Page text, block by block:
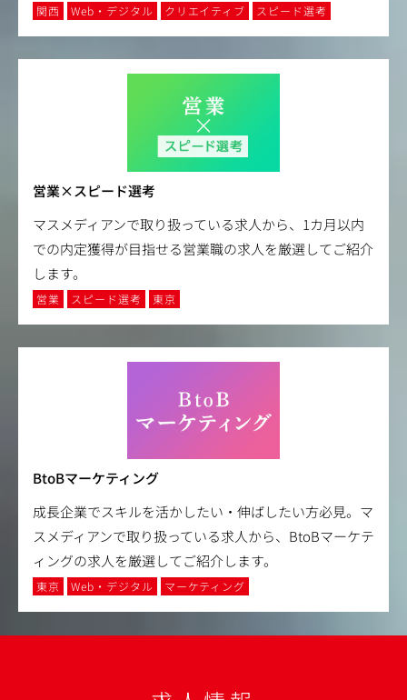
関西 Web・デジタル クリエイティブ スピード選考
営業×スピード選考
マスメディアンで取り扱っている求人から、1カ月以内
での内定獲得が目指せる営業職の求人を厳選してご紹介
します。
営業 スピード選考 東京
BtoBマーケティング
成長企業でスキルを活かしたい・伸ばしたい方必見。マ
スメディアンで取り扱っている求人から、BtoBマーケテ
ィングの求人を厳選してご紹介します。
東京 Web・デジタル マーケティング